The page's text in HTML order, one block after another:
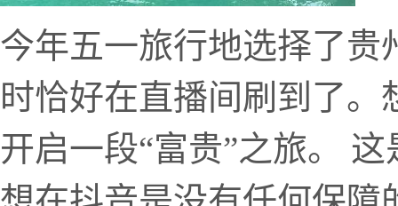
今年五一旅行地选择了贵
时恰好在直播间刷到了
开启一段“富贵”之旅。